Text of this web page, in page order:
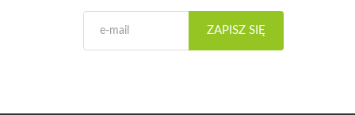
ZAPISZ SIĘ